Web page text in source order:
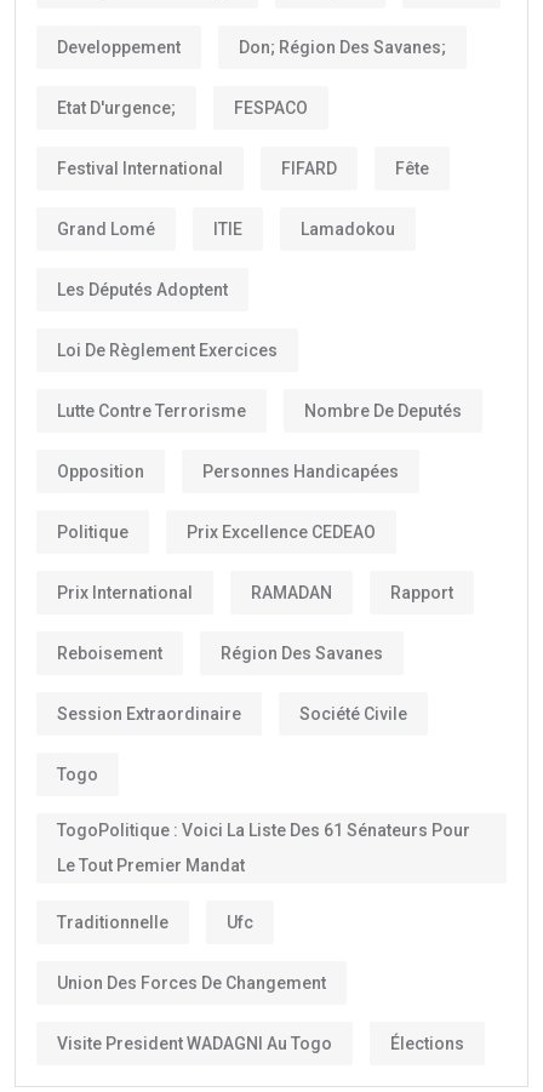
Developpement Don; Région Des Savanes;
Etat D'urgence; FESPACO
Festival International FIFARD Fête
Grand Lomé ITIE Lamadokou
Les Députés Adoptent
Loi De Règlement Exercices
Lutte Contre Terrorisme Nombre De Deputés
Opposition Personnes Handicapées
Politique Prix Excellence CEDEAO
Prix International RAMADAN Rapport
Reboisement Région Des Savanes
Session Extraordinaire Société Civile
Togo
TogoPolitique : Voici La Liste Des 61 Sénateurs Pour
Le Tout Premier Mandat
Traditionnelle Ufc
Union Des Forces De Changement
Visite President WADAGNI Au Togo Élections